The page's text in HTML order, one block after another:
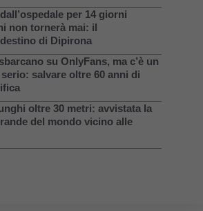
per 14 giorni
non tornerà mai: il
di Dipirona
su OnlyFans, ma c’è un
salvare oltre 60 anni di
oltre 30 metri: avvistata la
del mondo vicino alle